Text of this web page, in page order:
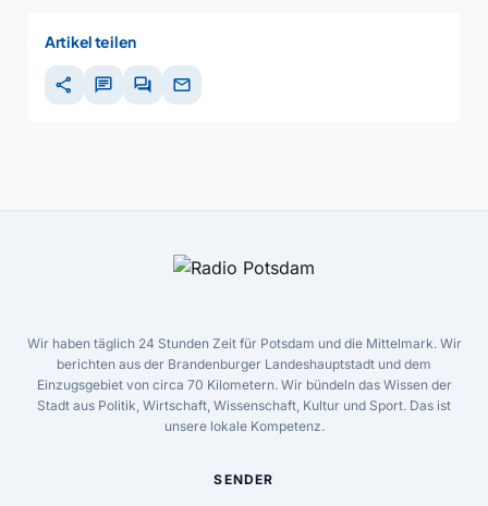
Artikel teilen
share chat forum mail
Wir haben täglich 24 Stunden Zeit für Potsdam und die Mittelmark. Wir
berichten aus der Brandenburger Landeshauptstadt und dem
Einzugsgebiet von circa 70 Kilometern. Wir bündeln das Wissen der
Stadt aus Politik, Wirtschaft, Wissenschaft, Kultur und Sport. Das ist
unsere lokale Kompetenz.
SENDER